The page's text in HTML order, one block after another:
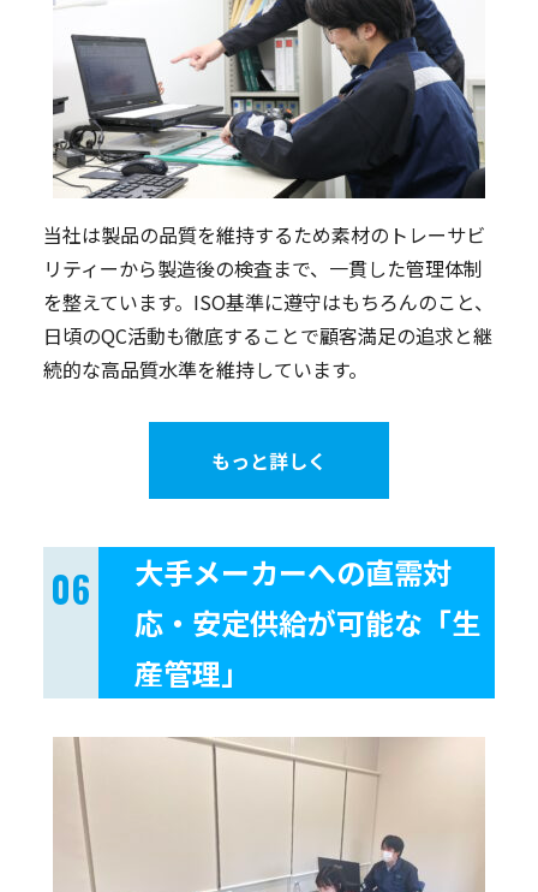
当社は製品の品質を維持するため素材のトレーサビ
リティーから製造後の検査まで、一貫した管理体制
を整えています。ISO基準に遵守はもちろんのこと、
日頃のQC活動も徹底することで顧客満足の追求と継
続的な高品質水準を維持しています。
もっと詳しく
大手メーカーへの直需対
応・安定供給が可能な「生
産管理」